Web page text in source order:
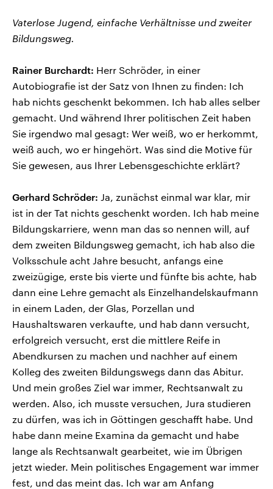
Vaterlose Jugend, einfache Verhältnisse und zweiter
Bildungsweg.
Rainer Burchardt: Herr Schröder, in einer
Autobiografie ist der Satz von Ihnen zu finden: Ich
hab nichts geschenkt bekommen. Ich hab alles selber
gemacht. Und während Ihrer politischen Zeit haben
Sie irgendwo mal gesagt: Wer weiß, wo er herkommt,
weiß auch, wo er hingehört. Was sind die Motive für
Sie gewesen, aus Ihrer Lebensgeschichte erklärt?
Gerhard Schröder: Ja, zunächst einmal war klar, mir
ist in der Tat nichts geschenkt worden. Ich hab meine
Bildungskarriere, wenn man das so nennen will, auf
dem zweiten Bildungsweg gemacht, ich hab also die
Volksschule acht Jahre besucht, anfangs eine
zweizügige, erste bis vierte und fünfte bis achte, hab
dann eine Lehre gemacht als Einzelhandelskaufmann
in einem Laden, der Glas, Porzellan und
Haushaltswaren verkaufte, und hab dann versucht,
erfolgreich versucht, erst die mittlere Reife in
Abendkursen zu machen und nachher auf einem
Kolleg des zweiten Bildungswegs dann das Abitur.
Und mein großes Ziel war immer, Rechtsanwalt zu
werden. Also, ich musste versuchen, Jura studieren
zu dürfen, was ich in Göttingen geschafft habe. Und
habe dann meine Examina da gemacht und habe
lange als Rechtsanwalt gearbeitet, wie im Übrigen
jetzt wieder. Mein politisches Engagement war immer
fest, und das meint das. Ich war am Anfang